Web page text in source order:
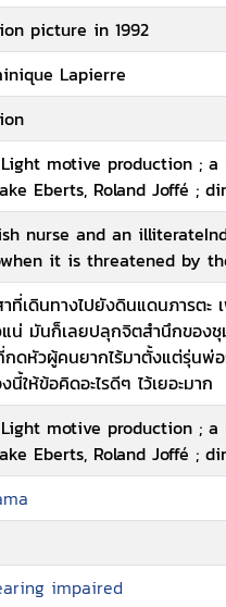
picture in 1992
Lapierre
motive production ; a
Eberts, Roland Joffé ;
nurse and an
it is threatened by
เดินทางไปยังดินแดนภารตะ
น่ มันก็เลยปลุกจิตสำนึกของ
กดหัวผู้คนยากไร้มาตั้งแต่รุ่น
ห้ข้อคิดอะไรดีๆ ไว้เยอะมาก
motive production ; a
Eberts, Roland Joffé ;
impaired